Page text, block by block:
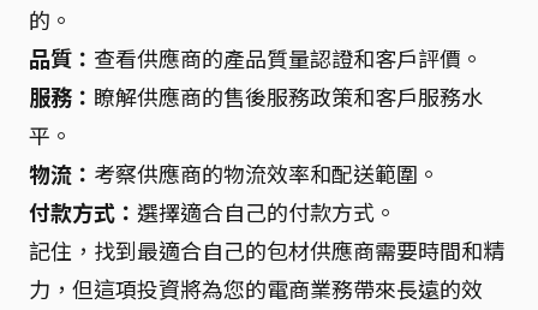
的。
品質： 查看供應商的產品質量認證和客戶評價。
服務： 瞭解供應商的售後服務政策和客戶服務水
平。
物流： 考察供應商的物流效率和配送範圍。
付款方式： 選擇適合自己的付款方式。
記住，找到最適合自己的包材供應商需要時間和精
力，但這項投資將為您的電商業務帶來長遠的效